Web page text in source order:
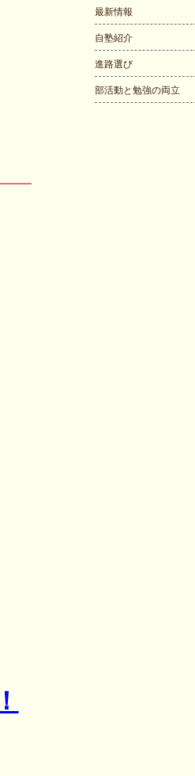
最新情報
自塾紹介
進路選び
部活動と勉強の両立